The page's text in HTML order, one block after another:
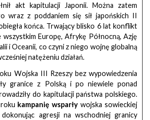
akt kapitulacji Japonii. Można zatem
wraz z poddaniem się sił japońskich II
końca. Trwający blisko 6 lat konflikt
wszystkim Europę, Afrykę Północną, Azję
i Oceanii, co czyni z niego wojnę globalną
natężeniu działań.
Wojska III Rzeszy bez wypowiedzenia
granice z Polską i po niewiele ponad
do kapitulacji państwa polskiego.
kampanię wsparły wojska sowieckiej
agresji na wschodniej granicy